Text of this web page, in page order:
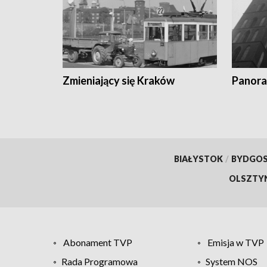
Zmieniający się Kraków
BIAŁYSTOK /
Abonament TVP
Emisja w TVP
Rada Programowa
System NOS